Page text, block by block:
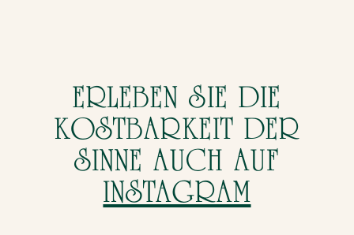
ERLEBEN SIE DIE
KOSTBARKEITDER
SINNE AUCH AUF
INSTAGRAM